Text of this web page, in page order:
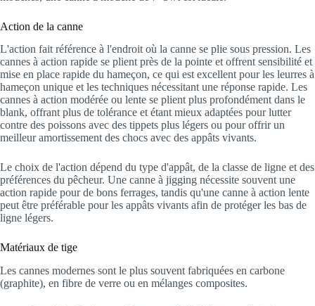
Action de la canne
L'action fait référence à l'endroit où la canne se plie sous pression. Les
cannes à action rapide se plient près de la pointe et offrent sensibilité et
mise en place rapide du hameçon, ce qui est excellent pour les leurres à
hameçon unique et les techniques nécessitant une réponse rapide. Les
cannes à action modérée ou lente se plient plus profondément dans le
blank, offrant plus de tolérance et étant mieux adaptées pour lutter
contre des poissons avec des tippets plus légers ou pour offrir un
meilleur amortissement des chocs avec des appâts vivants.
Le choix de l'action dépend du type d'appât, de la classe de ligne et des
préférences du pêcheur. Une canne à jigging nécessite souvent une
action rapide pour de bons ferrages, tandis qu'une canne à action lente
peut être préférable pour les appâts vivants afin de protéger les bas de
ligne légers.
Matériaux de tige
Les cannes modernes sont le plus souvent fabriquées en carbone
(graphite), en fibre de verre ou en mélanges composites.